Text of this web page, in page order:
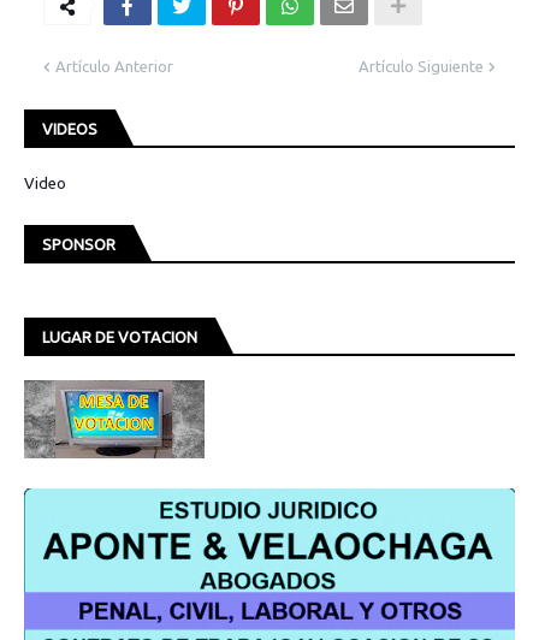
Artículo Anterior Artículo Siguiente
VIDEOS
Video
SPONSOR
LUGAR DE VOTACION